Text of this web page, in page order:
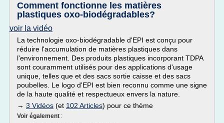
Comment fonctionne les matières
plastiques oxo-biodégradables?
voir la vidéo
La technologie oxo-biodégradable d'EPI est conçu pour
réduire l'accumulation de matières plastiques dans
l'environnement. Des produits plastiques incorporant TDPA
sont couramment utilisés pour des applications d'usage
unique, telles que et des sacs sortie caisse et des sacs
poubelles. Le logo d'EPI est bien reconnu comme une signe
de la haute qualité et respectueux envers la nature.
→ 3 Vidéos (et 102 Articles) pour ce thème
Voir également :